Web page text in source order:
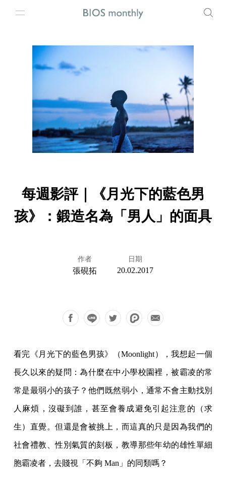
每週影評｜《月光下的藍色男
孩》：鍛造名為「男人」的面具
作者
張硯拓
日期
20.02.2017
看完《月光下的藍色男孩》（Moonlight），我想起一個
長久以來的疑問：為什麼在中小學校園裡，被霸凌的常
常是最弱小的孩子？他們既然弱小，通常不會主動找別
人麻煩，沒礙到誰，甚至會養成避免引起注意的（求
生）直覺。但還是會被挑上，而這真的只是因為我們的
社會禮教、性別氣質的刻板，教導那些年幼的雄性單細
胞霸凌者，去賤視「不夠 Man」的同類嗎？